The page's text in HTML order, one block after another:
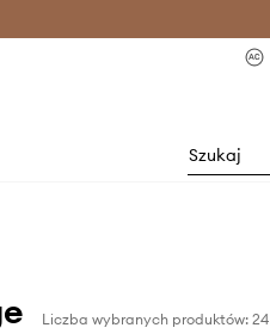
Liczba wybranych produktów: 24